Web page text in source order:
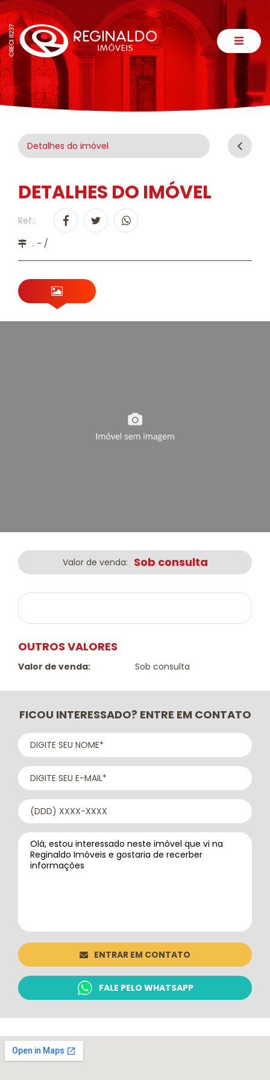
Detalhes do imóvel
DETALHES DO IMÓVEL
Ref.:
. - /
Valor de venda: Sob consulta
OUTROS VALORES
Valor de venda: Sob consulta
FICOU INTERESSADO? ENTRE EM CONTATO
ENTRAR EM CONTATO
FALE PELO WHATSAPP